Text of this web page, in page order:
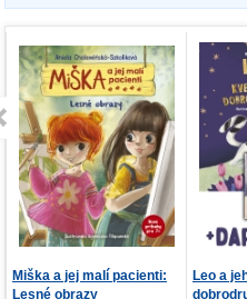
Leo a jeho kvetinkové
dobrodružstvá s da...
Zabijáci
2: